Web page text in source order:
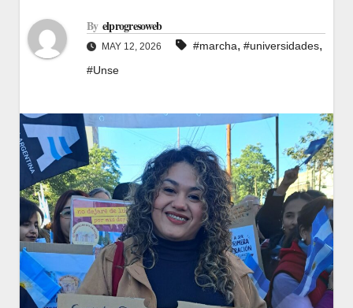
By elprogresoweb
MAY 12, 2026 #marcha, #universidades,
#Unse